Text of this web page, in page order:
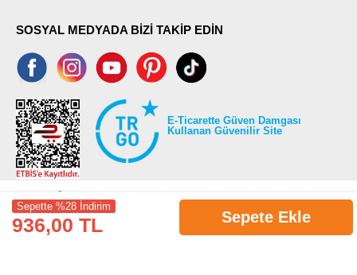
Sepette %28 İndirim
936,00 TL Sepete Ekle
SOSYAL MEDYADA BİZİ TAKİP EDİN
E-Ticarette Güven Damgası
Kullanan Güvenilir Site
©2026 Tüm modaselvim.com hakları saklıdır.